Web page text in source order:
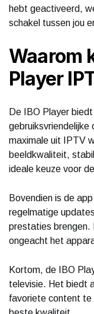
hebt geactiveerd,
schakel tussen jou
Waarom
Player
De IBO Player
gebruiksvriendelijke
maximale uit IPTV
beeldkwaliteit,
ideale keuze voor
Bovendien is de
regelmatige
prestaties brengen.
ongeacht het
Kortom, de IBO
televisie. Het biedt
favoriete content te